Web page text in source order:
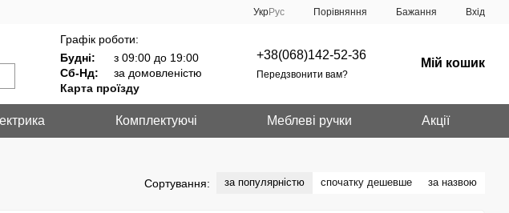
УкрРус Порівняння Бажання Вхід
Графік роботи:
Будні:
з 09:00 до 19:00
Сб-Нд:
за домовленістю
Карта проїзду
+38(068)142-52-36
Передзвонити вам?
Мій кошик
Комплектуючі Меблеві ручки Акції
Сортування: за популярністю спочатку дешевше за назвою